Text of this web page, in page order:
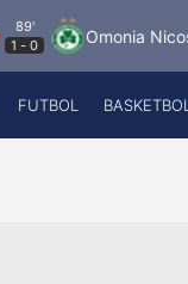
Omonia Nicosia
FUTBOL BASKETBOL